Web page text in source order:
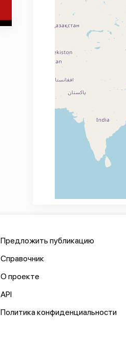
Предложить публикацию
Справочник
О проекте
API
Политика конфиденциальности